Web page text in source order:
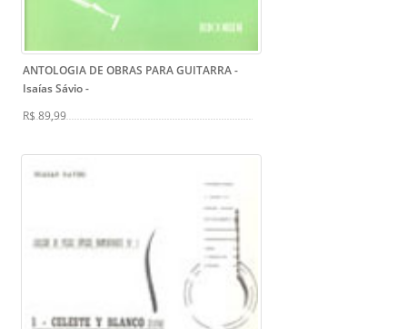
ANTOLOGIA DE OBRAS PARA GUITARRA -
Isaías Sávio-
R$ 89,99